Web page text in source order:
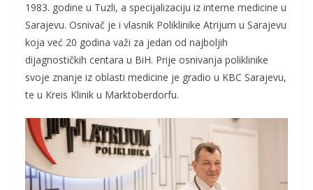
1983. godine u Tuzli, a specijalizaciju iz interne medicine u
Sarajevu. Osnivač je i vlasnik Poliklinike Atrijum u Sarajevu
koja već 20 godina važi za jedan od najboljih
dijagnostičkih centara u BiH. Prije osnivanja poliklinike
svoje znanje iz oblasti medicine je gradio u KBC Sarajevu,
te u Kreis Klinik u Marktoberdorfu.